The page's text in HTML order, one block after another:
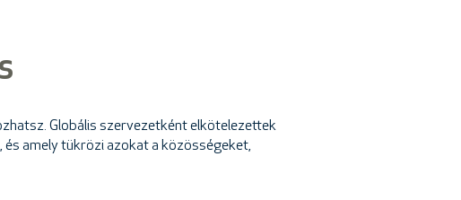
Globális szervezetként elkötelezettek
amely tükrözi azokat a közösségeket,